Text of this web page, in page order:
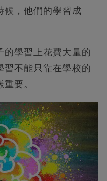
候，他們的學習成
的學習上花費大量的
習不能只靠在學校的
要。